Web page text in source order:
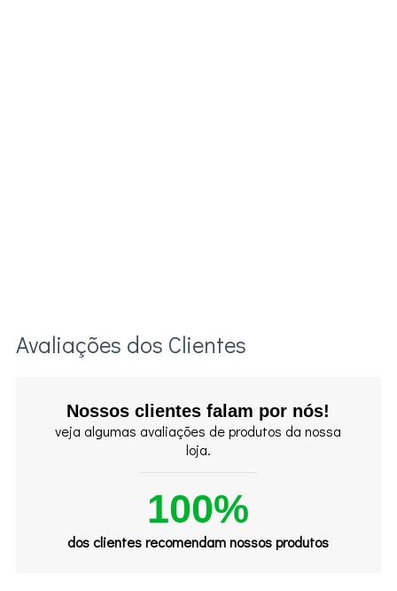
Avaliações dos Clientes
Nossos clientes falam por nós!
veja algumas avaliações de produtos da nossa
loja.
100%
dos clientes recomendam nossos produtos